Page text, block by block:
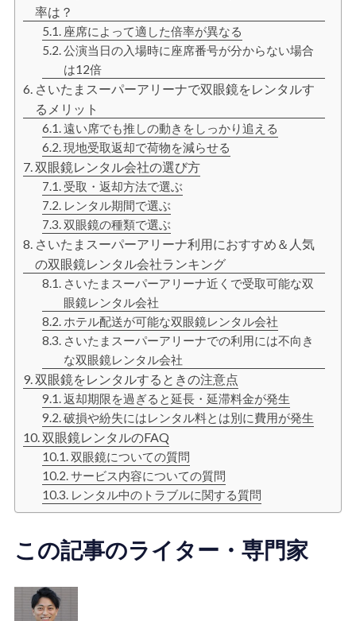
率は？
座席によって適した倍率が異なる
公演当日の入場時に座席番号が分からない場合
は12倍
さいたまスーパーアリーナで双眼鏡をレンタルす
るメリット
遠い席でも推しの動きをしっかり追える
現地受取返却で荷物を減らせる
双眼鏡レンタル会社の選び方
受取・返却方法で選ぶ
レンタル期間で選ぶ
双眼鏡の種類で選ぶ
さいたまスーパーアリーナ利用におすすめ＆人気
の双眼鏡レンタル会社ランキング
さいたまスーパーアリーナ近くで受取可能な双
眼鏡レンタル会社
ホテル配送が可能な双眼鏡レンタル会社
さいたまスーパーアリーナでの利用には不向き
な双眼鏡レンタル会社
双眼鏡をレンタルするときの注意点
返却期限を過ぎると延長・延滞料金が発生
破損や紛失にはレンタル料とは別に費用が発生
双眼鏡レンタルのFAQ
双眼鏡についての質問
サービス内容についての質問
レンタル中のトラブルに関する質問
この記事のライター・専門家